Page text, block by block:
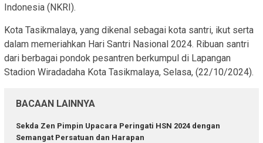
Indonesia (NKRI).
Kota Tasikmalaya, yang dikenal sebagai kota santri, ikut serta
dalam memeriahkan Hari Santri Nasional 2024. Ribuan santri
dari berbagai pondok pesantren berkumpul di Lapangan
Stadion Wiradadaha Kota Tasikmalaya, Selasa, (22/10/2024).
BACAAN LAINNYA
Sekda Zen Pimpin Upacara Peringati HSN 2024 dengan
Semangat Persatuan dan Harapan